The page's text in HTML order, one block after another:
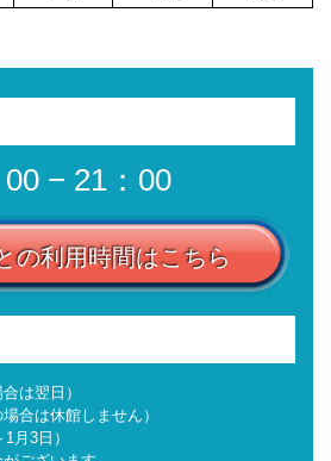
− 21：00
の利用時間はこちら
は翌日）
合は休館しません）
月3日）